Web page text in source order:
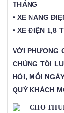
THÁNG
• XE NÂNG
• XE ĐIỆN 1,8
VỚI PHƯƠNG
CHÚNG TÔI
HỎI, MỖI
QUÝ KHÁCH